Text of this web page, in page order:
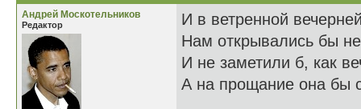
Андрей Москотельников
Редактор
И в ветренной
Нам открывались бы
И не заметили б, как
А на прощание она бы